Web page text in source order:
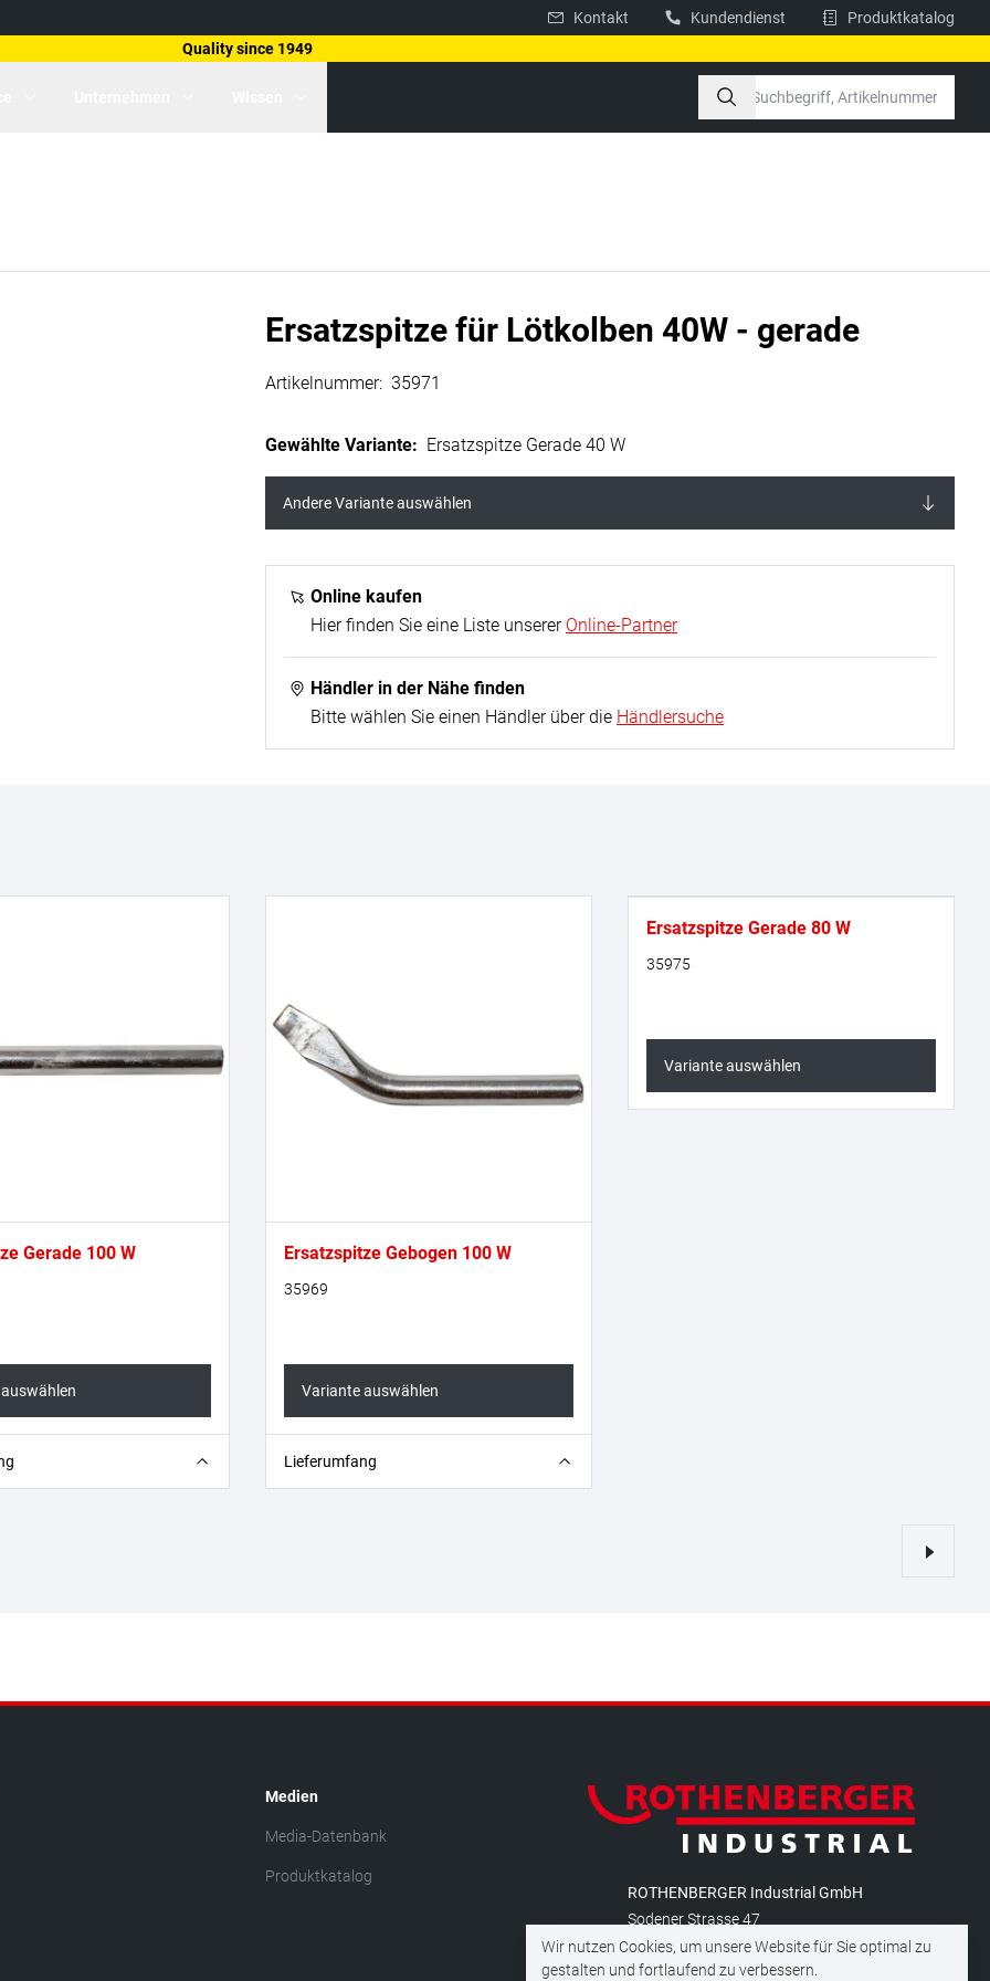
Kontakt Kundendienst
Produktkatalog
Quality since 1949
Ersatzspitze für Lötkolben 40W - gerade
Artikelnummer: 35971
Gewählte Variante: Ersatzspitze Gerade 40 W
Andere Variante auswählen
Online kaufen
Hier finden Sie eine Liste unserer Online-Partner
Händler in der Nähe finden
Bitte wählen Sie einen Händler über die Händlersuche
Gerade 100 W
spitz) Lieferumfang
Ersatzspitze Gebogen 100 W
35969
Variante auswählen
1x Lötspitze (gebogen-flach)
Ersatzspitze Gerade 80 W
35975
Variante auswählen
Medien
Media-Datenbank
Produktkatalog
ROTHENBERGER Industrial GmbH
Sodener Strasse 47
D-65779 Kelkheim (Taunus)
Deutschland
Wir nutzen Cookies, um unsere Website für Sie optimal zu
gestalten und fortlaufend zu verbessern.